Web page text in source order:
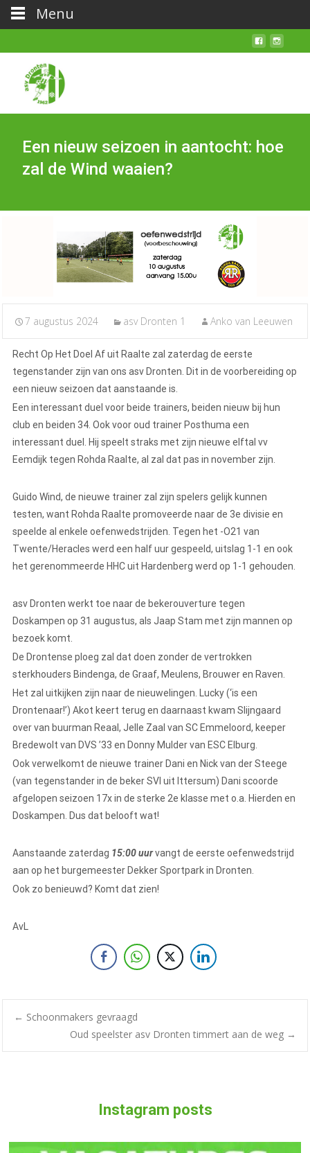
Een nieuw seizoen in aantocht: hoe
zal de Wind waaien?
7 augustus 2024 asv Dronten 1 Anko van Leeuwen
Recht Op Het Doel Af uit Raalte zal zaterdag de eerste
tegenstander zijn van ons asv Dronten. Dit in de voorbereiding op
een nieuw seizoen dat aanstaande is.
Een interessant duel voor beide trainers, beiden nieuw bij hun
club en beiden 34. Ook voor oud trainer Posthuma een
interessant duel. Hij speelt straks met zijn nieuwe elftal vv
Eemdijk tegen Rohda Raalte, al zal dat pas in november zijn.
Guido Wind, de nieuwe trainer zal zijn spelers gelijk kunnen
testen, want Rohda Raalte promoveerde naar de 3e divisie en
speelde al enkele oefenwedstrijden. Tegen het -O21 van
Twente/Heracles werd een half uur gespeeld, uitslag 1-1 en ook
het gerenommeerde HHC uit Hardenberg werd op 1-1 gehouden.
asv Dronten werkt toe naar de bekerouverture tegen
Doskampen op 31 augustus, als Jaap Stam met zijn mannen op
bezoek komt.
De Drontense ploeg zal dat doen zonder de vertrokken
sterkhouders Bindenga, de Graaf, Meulens, Brouwer en Raven.
Het zal uitkijken zijn naar de nieuwelingen. Lucky (‘is een
Drontenaar!’) Akot keert terug en daarnaast kwam Slijngaard
over van buurman Reaal, Jelle Zaal van SC Emmeloord, keeper
Bredewolt van DVS ’33 en Donny Mulder van ESC Elburg.
Ook verwelkomt de nieuwe trainer Dani en Nick van der Steege
(van tegenstander in de beker SVI uit Ittersum) Dani scoorde
afgelopen seizoen 17x in de sterke 2e klasse met o.a. Hierden en
Doskampen. Dus dat belooft wat!
Aanstaande zaterdag 15:00 uurvangt de eerste oefenwedstrijd
aan op het burgemeester Dekker Sportpark in Dronten.
Ook zo benieuwd? Komt dat zien!
AvL
← Schoonmakers gevraagd
Oud speelster asv Dronten timmert aan de weg →
Instagram posts
Menu